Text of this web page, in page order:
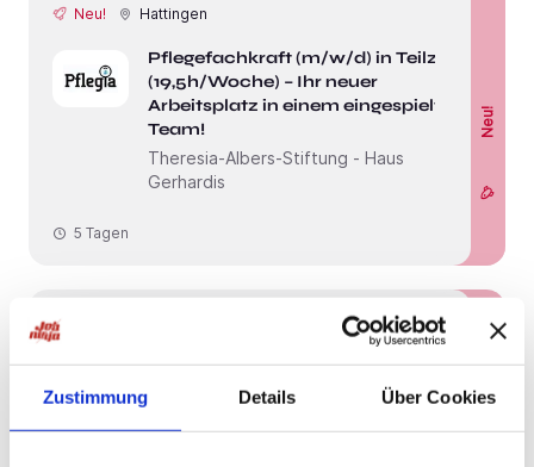
Zustimmung Details Über Cookies
Neu! Hattingen
Pflegefachkraft (m/w/d) in Teilzeit
(19,5h/Woche) – Ihr neuer
Arbeitsplatz in einem eingespielten
Team!
Theresia-Albers-Stiftung - Haus
Gerhardis
Neu!
5 Tagen
Pflegefachkraft (m/w/d) in Teilzeit
(30-33 Stunden/Woche) - Familiäres
Neu!